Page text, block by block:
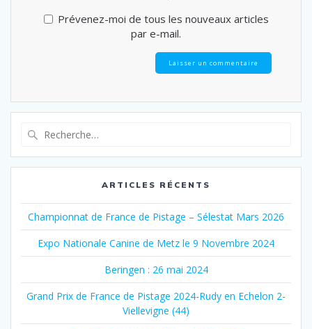
Prévenez-moi de tous les nouveaux articles
par e-mail.
:
ARTICLES RÉCENTS
Championnat de France de Pistage – Sélestat Mars 2026
Expo Nationale Canine de Metz le 9 Novembre 2024
Beringen : 26 mai 2024
Grand Prix de France de Pistage 2024-Rudy en Echelon 2-
Viellevigne (44)